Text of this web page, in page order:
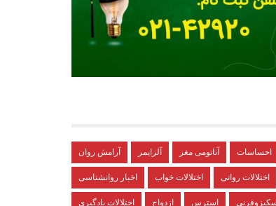
آرامش روان آلزایمر آناتومی مغز احساسات
اخبار روانشناسی اختلالات خواب اختلالات روانی
اختلالات یادگیری ازدواج استرس